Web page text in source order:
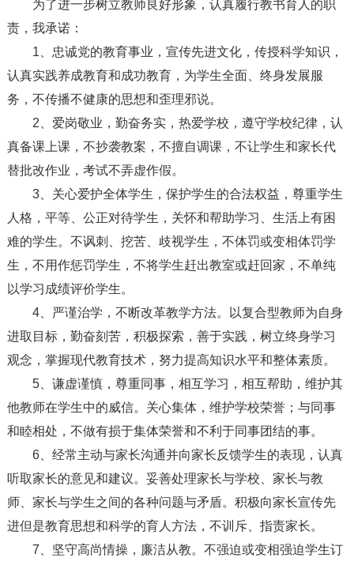
为了进一步树立教师良好形象，认真履行教书育人的职
责，我承诺：
1、忠诚党的教育事业，宣传先进文化，传授科学知识，
认真实践养成教育和成功教育，为学生全面、终身发展服
务，不传播不健康的思想和歪理邪说。
2、爱岗敬业，勤奋务实，热爱学校，遵守学校纪律，认
真备课上课，不抄袭教案，不擅自调课，不让学生和家长代
替批改作业，考试不弄虚作假。
3、关心爱护全体学生，保护学生的合法权益，尊重学生
人格，平等、公正对待学生，关怀和帮助学习、生活上有困
难的学生。不讽刺、挖苦、歧视学生，不体罚或变相体罚学
生，不用作惩罚学生，不将学生赶出教室或赶回家，不单纯
以学习成绩评价学生。
4、严谨治学，不断改革教学方法。以复合型教师为自身
进取目标，勤奋刻苦，积极探索，善于实践，树立终身学习
观念，掌握现代教育技术，努力提高知识水平和整体素质。
5、谦虚谨慎，尊重同事，相互学习，相互帮助，维护其
他教师在学生中的威信。关心集体，维护学校荣誉；与同事
和睦相处，不做有损于集体荣誉和不利于同事团结的事。
6、经常主动与家长沟通并向家长反馈学生的表现，认真
听取家长的意见和建议。妥善处理家长与学校、家长与教
师、家长与学生之间的各种问题与矛盾。积极向家长宣传先
进但是教育思想和科学的育人方法，不训斥、指责家长。
7、坚守高尚情操，廉洁从教。不强迫或变相强迫学生订